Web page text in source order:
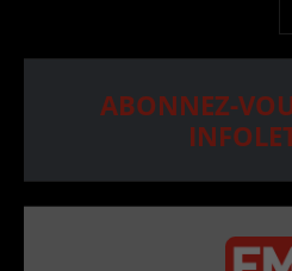
ABONNEZ-